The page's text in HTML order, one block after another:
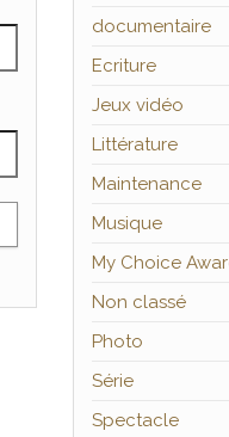
documentaire
Ecriture
Jeux vidéo
Littérature
Maintenance
Musique
My Choice
Non classé
Photo
Série
Spectacle